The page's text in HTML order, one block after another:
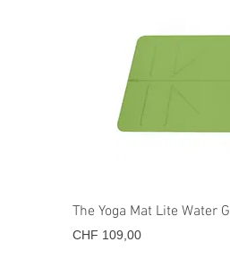
The Yoga Mat Lite Water
Prijs
CHF 109,00